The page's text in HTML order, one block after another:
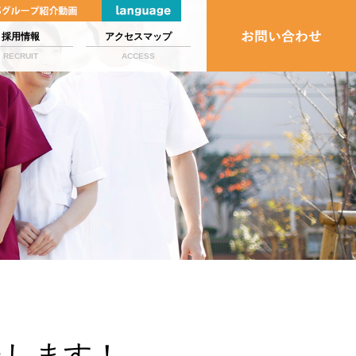
採用情報
RECRUIT
アクセスマップ
ACCESS